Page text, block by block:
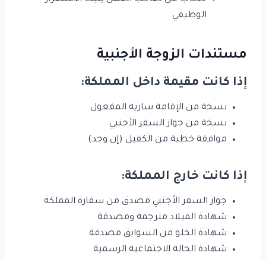
الوظيفي
مستندات الزوجة الأجنبية
إذا كانت مقيمة داخل المملكة:
نسخة من الإقامة سارية المفعول
نسخة من جواز السفر الأجنبي
موافقة خطية من الكفيل (إن وجد)
إذا كانت خارج المملكة:
جواز السفر الأجنبي مصدق من سفارة المملكة
شهادة الميلاد مترجمة ومصدقة
شهادة الخلو من السوابق مصدقة
شهادة الحالة الاجتماعية الرسمية